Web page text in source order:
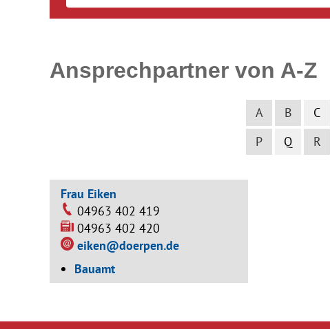
Ansprechpartner von A-Z
A B C
P
Q R
Frau Eiken
04963 402 419
04963 402 420
eiken@doerpen.de
Bauamt